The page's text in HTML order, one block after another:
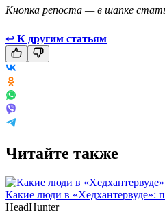
Кнопка репоста — в шапке
↩ К другим статьям
Читайте также
Какие люди в «Хедхантервуде»:
HeadHunter